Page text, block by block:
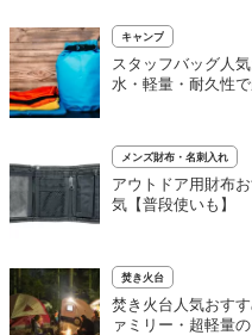
キャンプ
スタッフバッグ人
水・軽量・耐久性
メンズ財布・名刺入れ
アウトドア用財布
気【普段使いも】
焚き火台
焚き火台人気おす
ァミリー・超軽量